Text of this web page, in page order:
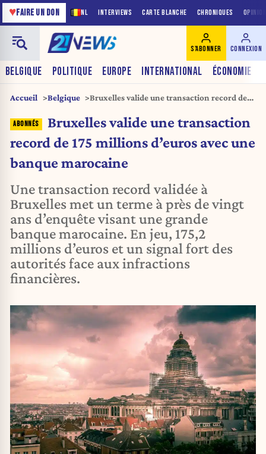
NL INTERVIEWS CARTE BLANCHE CHRONIQUES
♥FAIRE UN DON
BELGIQUE POLITIQUE EUROPE INTERNATIONAL ÉCONOMIE
S'ABONNER CONNEXION
Accueil Belgique
Bruxelles valide une transaction record de
marocaine
Bruxelles valide une transaction
record de 175 millions d’euros avec une
banque marocaine
Une transaction record validée à
Bruxelles met un terme à près de vingt
ans d’enquête visant une grande
banque marocaine. En jeu, 175,2
millions d’euros et un signal fort des
autorités face aux infractions
financières.